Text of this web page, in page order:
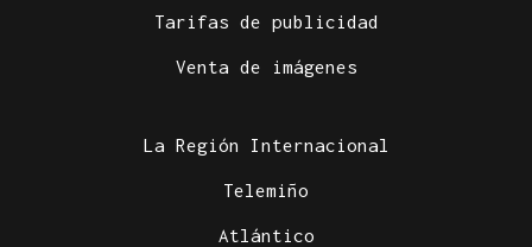
Tarifas de publicidad
Venta de imágenes
La Región Internacional
Telemiño
Atlántico